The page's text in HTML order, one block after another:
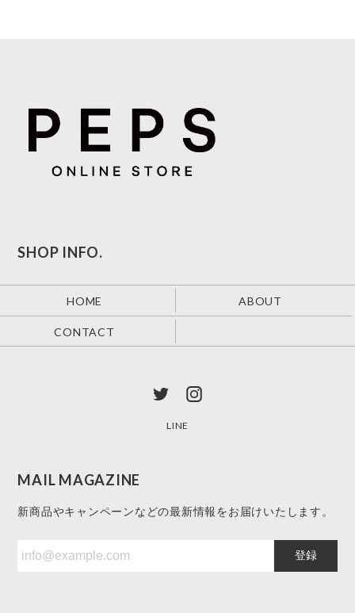
SHOP INFO.
HOME ABOUT
CONTACT
LINE
MAIL MAGAZINE
新商品やキャンペーンなどの最新情報をお届けいたします。
登録